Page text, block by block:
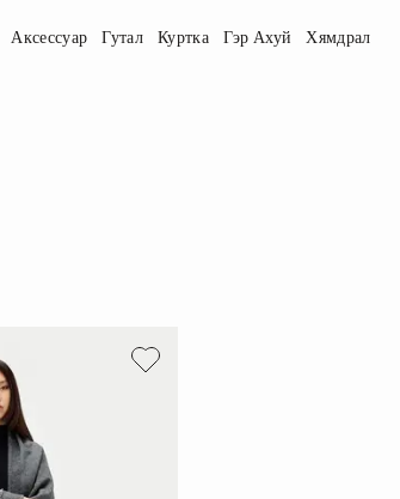
Аксессуар Гутал Куртка Гэр Ахуй Хямдрал